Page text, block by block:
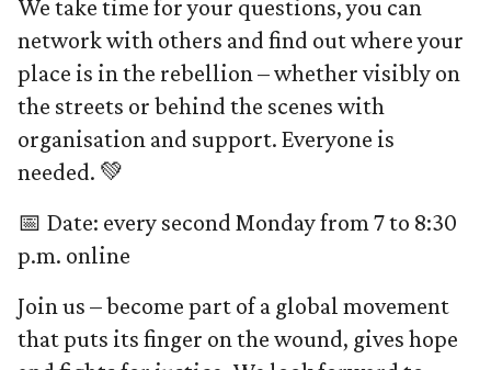
We take time for your questions, you can
network with others and find out where your
place is in the rebellion – whether visibly on
the streets or behind the scenes with
organisation and support. Everyone is
needed. 💚
📅 Date: every second Monday from 7 to 8:30
p.m. online
Join us – become part of a global movement
that puts its finger on the wound, gives hope